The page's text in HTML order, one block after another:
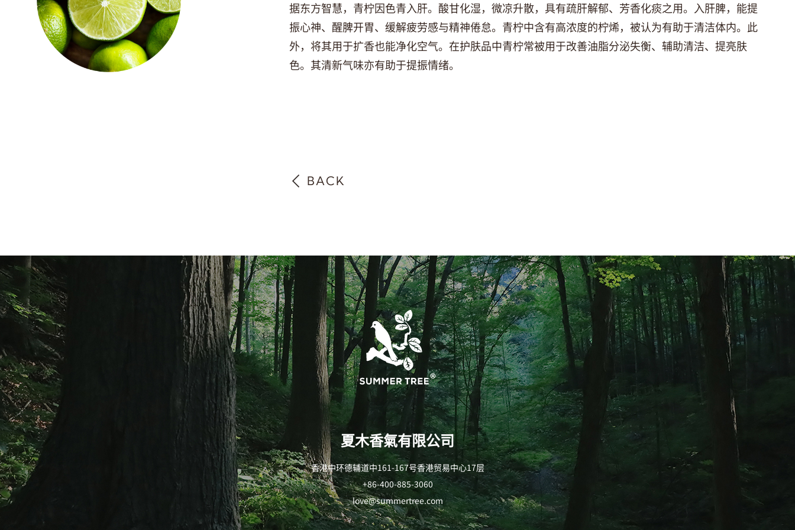
据东方智慧，青柠因色青入肝。酸甘化湿，微凉升散，具有疏肝解郁、芳香化痰之用。入肝脾，能提
振心神、醒脾开胃、缓解疲劳感与精神倦怠。青柠中含有高浓度的柠烯，被认为有助于清洁体内。此
外，将其用于扩香也能净化空气。在护肤品中青柠常被用于改善油脂分泌失衡、辅助清洁、提亮肤
色。其清新气味亦有助于提振情绪。
BACK
夏木香氣有限公司
香港中环德辅道中161-167号香港贸易中心17层
+86-400-885-3060
love@summertree.com